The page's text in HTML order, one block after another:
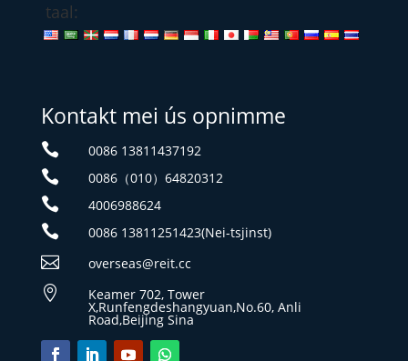
taal:
Kontakt mei ús opnimme
 0086 13811437192
 0086（010）64820312
 4006988624
 0086 13811251423(Nei-tsjinst)
 overseas@reit.cc
 Keamer 702, Tower
X,Runfengdeshangyuan,No.60, Anli
Road,Beijing Sina